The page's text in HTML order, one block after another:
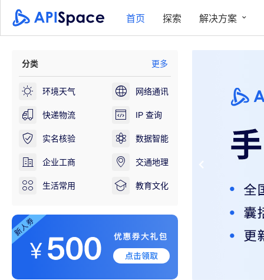
首页 探索 解决方案
分类 更多
环境天气 网络通讯
快递物流 IP 查询
实名核验 数据智能
企业工商 交通地理
生活常用 教育文化